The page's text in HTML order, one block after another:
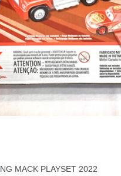
MACK PLAYSET 2022